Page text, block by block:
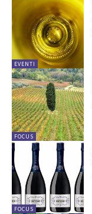
EVENTI
FOCUS
FOCUS